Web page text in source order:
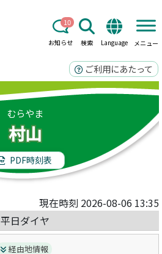
お知らせ
10
検索 Language メニュー
ご利用にあたって
むらやま
村山
PDF時刻表
現在時刻 2026-08-06 13:35
平日ダイヤ
経由地情報